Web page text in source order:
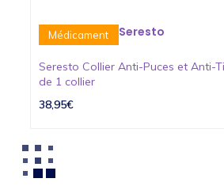
Médicament Seresto
Seresto Collier Anti-Puces et Anti-
de 1 collier
38,95€